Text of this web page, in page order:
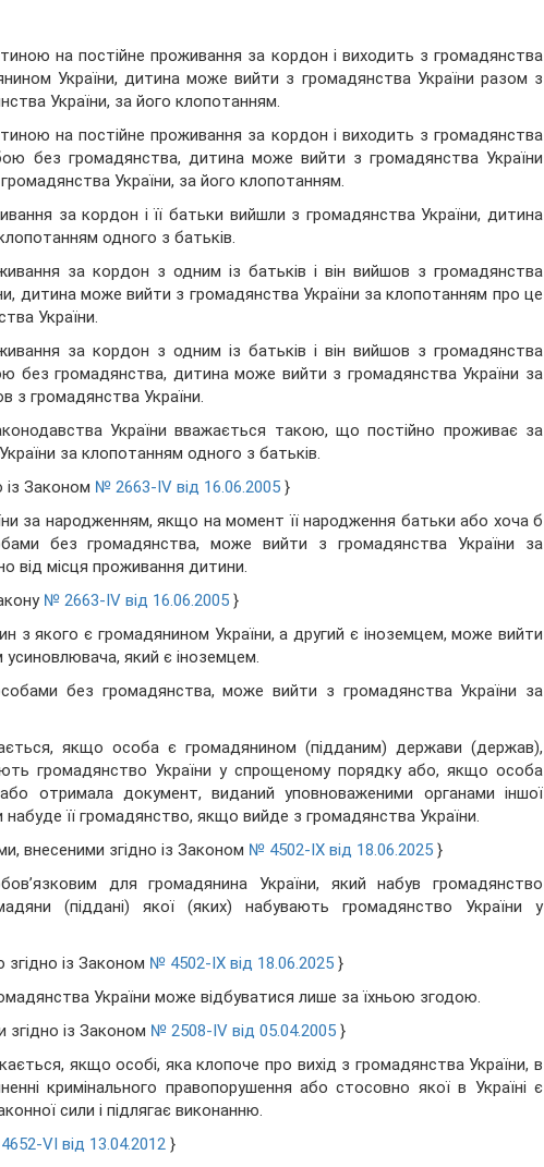
на постійне проживання за кордон і виходить з громадянства
України, дитина може вийти з громадянства України разом з
України, за його клопотанням.
на постійне проживання за кордон і виходить з громадянства
без громадянства, дитина може вийти з громадянства України
України, за його клопотанням.
за кордон і її батьки вийшли з громадянства України, дитина
одного з батьків.
за кордон з одним із батьків і він вийшов з громадянства
дитина може вийти з громадянства України за клопотанням про це
України.
за кордон з одним із батьків і він вийшов з громадянства
без громадянства, дитина може вийти з громадянства України за
з громадянства України.
України вважається такою, що постійно проживає за
за клопотанням одного з батьків.
Законом № 2663-IV від 16.06.2005 }
за народженням, якщо на момент її народження батьки або хоча б
без громадянства, може вийти з громадянства України за
від місця проживання дитини.
№ 2663-IV від 16.06.2005 }
з якого є громадянином України, а другий є іноземцем, може вийти
який є іноземцем.
без громадянства, може вийти з громадянства України за
якщо особа є громадянином (підданим) держави (держав),
громадянство України у спрощеному порядку або, якщо особа
отримала документ, виданий уповноваженими органами іншої
її громадянство, якщо вийде з громадянства України.
внесеними згідно із Законом № 4502-IX від 18.06.2025 }
для громадянина України, який набув громадянство
(піддані) якої (яких) набувають громадянство України у
із Законом № 4502-IX від 18.06.2025 }
України може відбуватися лише за їхньою згодою.
згідно із Законом № 2508-IV від 05.04.2005 }
якщо особі, яка клопоче про вихід з громадянства України, в
кримінального правопорушення або стосовно якої в Україні є
сили і підлягає виконанню.
VI від 13.04.2012 }